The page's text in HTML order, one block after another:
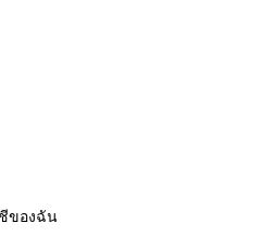
ของฉัน